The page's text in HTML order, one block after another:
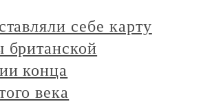
себе карту
британской
конца
века